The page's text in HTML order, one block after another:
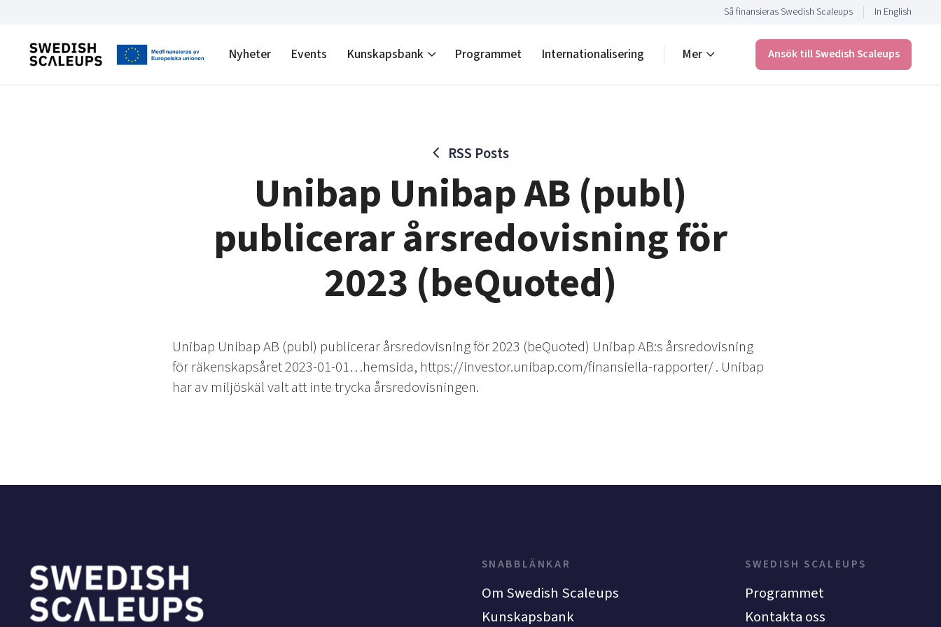
Så finansieras Swedish Scaleups In English
Nyheter Events Kunskapsbank Programmet Internationalisering Mer Ansök till Swedish Scaleups
RSS Posts
Unibap Unibap AB (publ)
publicerar årsredovisning för
2023 (beQuoted)
Unibap Unibap AB (publ) publicerar årsredovisning för 2023 (beQuoted) Unibap AB:s årsredovisning
för räkenskapsåret 2023-01-01…hemsida, https://investor.unibap.com/finansiella-rapporter/ . Unibap
har av miljöskäl valt att inte trycka årsredovisningen.
SNABBLÄNKAR
Om Swedish Scaleups
Kunskapsbank
SWEDISH SCALEUPS
Programmet
Kontakta oss